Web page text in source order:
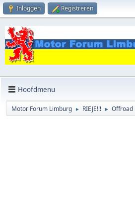
Inloggen Registreren
Hoofdmenu
Motor Forum Limburg ► RIEJE!!! ► Offroad